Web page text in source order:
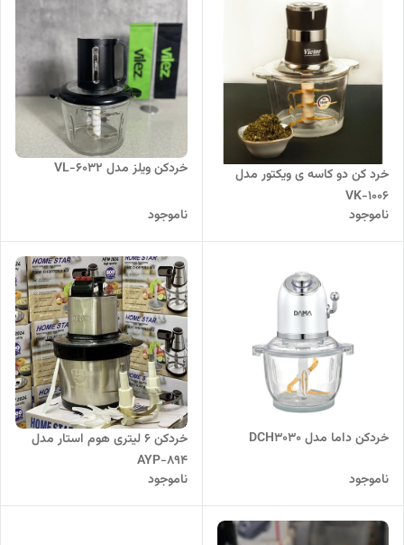
خرد کن دو کاسه ی ویکتور مدل
VK-1006
ناموجود
خردکن ویلز مدل VL-6032
ناموجود
خردکن داما مدل DCH3030
ناموجود
خردکن 6 لیتری هوم استار مدل
AYP-894
ناموجود